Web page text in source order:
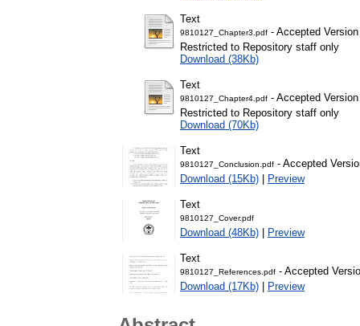
Text
9810127_Chapter3.pdf - Accepted Version
Restricted to Repository staff only
Download (38Kb)
Text
9810127_Chapter4.pdf - Accepted Version
Restricted to Repository staff only
Download (70Kb)
Text
9810127_Conclusion.pdf - Accepted
Download (15Kb) | Preview
Text
9810127_Cover.pdf
Download (48Kb) | Preview
Text
9810127_References.pdf - Accepted
Download (17Kb) | Preview